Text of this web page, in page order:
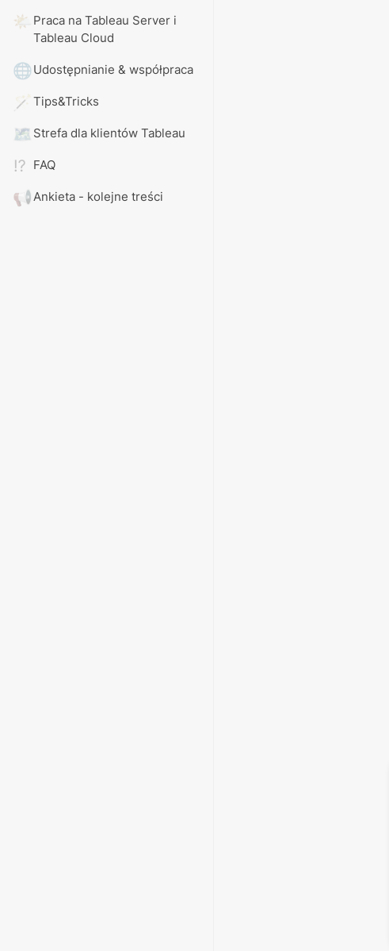
🌤️ Praca na Tableau Server i
Tableau Cloud
🌐Udostępnianie & współpraca
🪄 Tips&Tricks
🗺️ Strefa dla klientów Tableau
⁉️ FAQ
📢Ankieta - kolejne treści